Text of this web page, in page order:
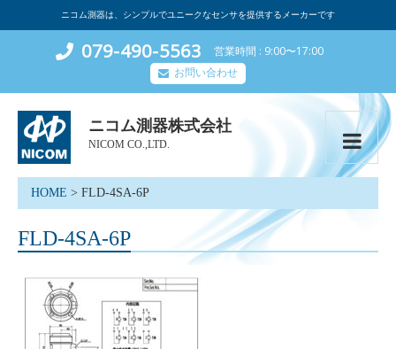
ニコム測器は、シンプルでユニークなセンサを提供するメーカーです
079-490-5563 営業時間 9:00〜17:00
お問い合わせ
ニコム測器株式会社
NICOM CO.,LTD.
HOME > FLD-4SA-6P
FLD-4SA-6P